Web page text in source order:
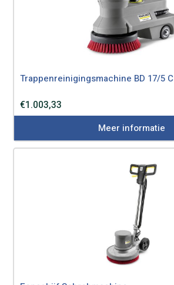
Trappenreinigingsmachine BD 17/5 C
€1.003,33
Meer informatie